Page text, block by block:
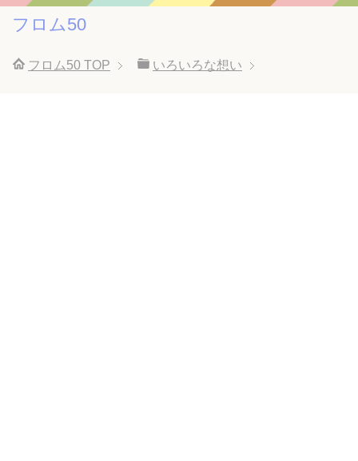
フロム50
フロム50 TOP いろいろな想い